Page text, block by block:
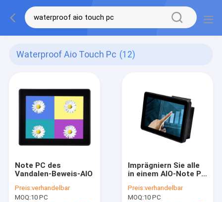
Waterproof Aio Touch Pc (12)
Note PC des
Vandalen-Beweis-AIO
Preis:verhandelbar
MOQ:10 PC
Imprägniern Sie alle
in einem AIO-Note PC
10,1 Zoll
Preis:verhandelbar
MOQ:10 PC